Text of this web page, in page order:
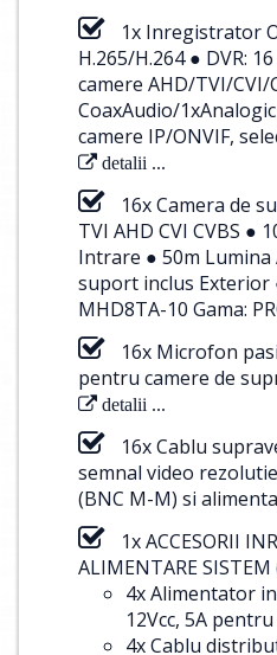
1x Inregistrator
H.265/H.264 ● DVR:
camere AHD/TVI/CVI/
CoaxAudio/
camere IP/ONVIF,
detalii ...
16x Camera de
TVI AHD CVI CVBS ●
Intrare ● 50m
suport inclus Exterior
MHD8TA-10 Gama:
16x Microfon
pentru camere de
detalii ...
16x Cablu
semnal video
(BNC M-M) si
1x ACCESORII
ALIMENTARE SISTEM
4x Alimentator
12Vcc, 5A
4x Cablu